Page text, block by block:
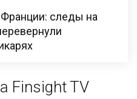
следы на
Finsight TV